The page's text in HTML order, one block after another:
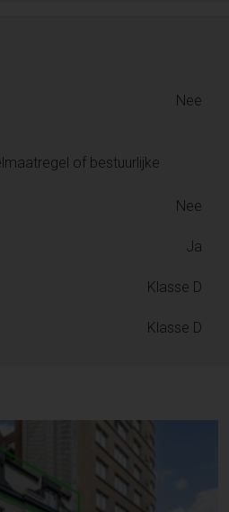
Nee
of bestuurlijke
Nee
Ja
Klasse D
Klasse D